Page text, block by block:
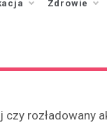
Zdrowie
czy